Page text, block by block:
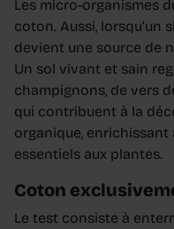
Les micro-organismes
coton. Aussi, lorsqu’un
devient une source de
Un sol vivant et sain
champignons, de vers
qui contribuent à la
organique,
essentiels aux plantes.
Coton
Le test consiste à